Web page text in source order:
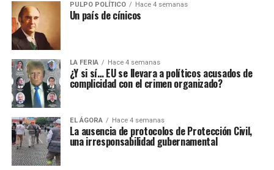
PULPO POLÍTICO Hace 4 semanas
Un país de cínicos
LA FERIA Hace 4 semanas
¿Y si sí… EU se llevara a políticos acusados de
complicidad con el crimen organizado?
EL ÁGORA Hace 4 semanas
La ausencia de protocolos de Protección Civil,
una irresponsabilidad gubernamental